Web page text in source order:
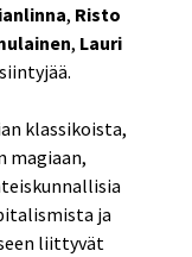
, Risto
, Lauri
klassikoista,
magiaan,
ja
liittyvät